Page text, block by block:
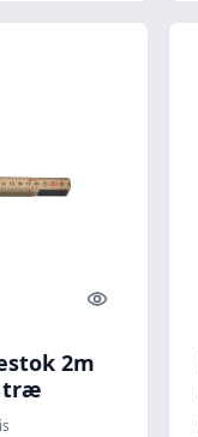
Quick look
2m
træ